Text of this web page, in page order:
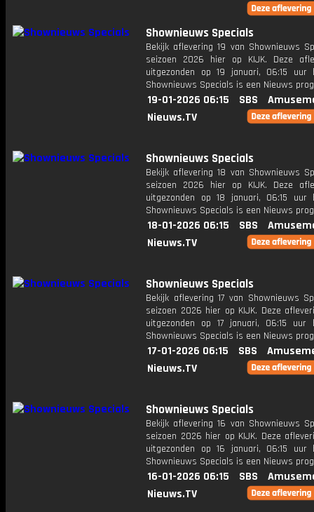
Shownieuws Specials
Bekijk aflevering 19 van Shownieuws
seizoen 2026 hier op KIJK. Deze
uitgezonden op 19 januari, 06:15 uur
Shownieuws Specials is een Nieuws
19-01-2026 06:15 SBS
Nieuws.TV
Shownieuws Specials
Bekijk aflevering 18 van Shownieuws
seizoen 2026 hier op KIJK. Deze
uitgezonden op 18 januari, 06:15 uur
Shownieuws Specials is een Nieuws
18-01-2026 06:15 SBS
Nieuws.TV
Shownieuws Specials
Bekijk aflevering 17 van Shownieuws
seizoen 2026 hier op KIJK. Deze
uitgezonden op 17 januari, 06:15 uur
Shownieuws Specials is een Nieuws
17-01-2026 06:15 SBS
Nieuws.TV
Shownieuws Specials
Bekijk aflevering 16 van Shownieuws
seizoen 2026 hier op KIJK. Deze
uitgezonden op 16 januari, 06:15 uur
Shownieuws Specials is een Nieuws
16-01-2026 06:15 SBS
Nieuws.TV